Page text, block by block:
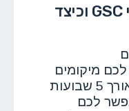
מגבלות מובנות של נתוני GSC וכיצד
מיקומים
ממוצעים שבועיים לאורך 5 שבועות
לכם